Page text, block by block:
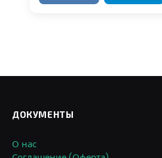
ДОКУМЕНТЫ
О нас